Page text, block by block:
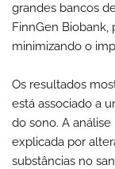
grandes bancos
FinnGen
minimizando o
Os resultados
está associado a
do sono. A
explicada por
substâncias no